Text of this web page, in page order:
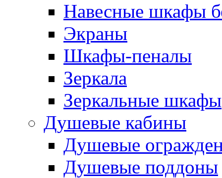
Навесные шкафы
Экраны
Шкафы-пеналы
Зеркала
Зеркальные шкафы
Душевые кабины
Душевые
Душевые поддоны